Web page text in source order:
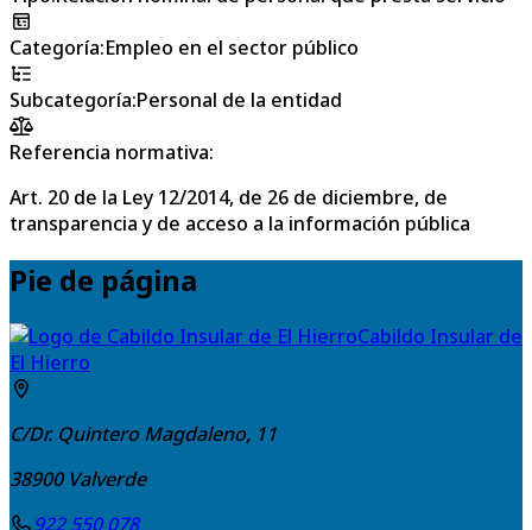
Categoría:Empleo en el sector público
Subcategoría:Personal de la entidad
Referencia normativa:
Art. 20 de la Ley 12/2014, de 26 de diciembre, de
transparencia y de acceso a la información pública
Pie de página
Cabildo Insular de
El Hierro
C/Dr. Quintero Magdaleno, 11
38900 Valverde
922 550 078